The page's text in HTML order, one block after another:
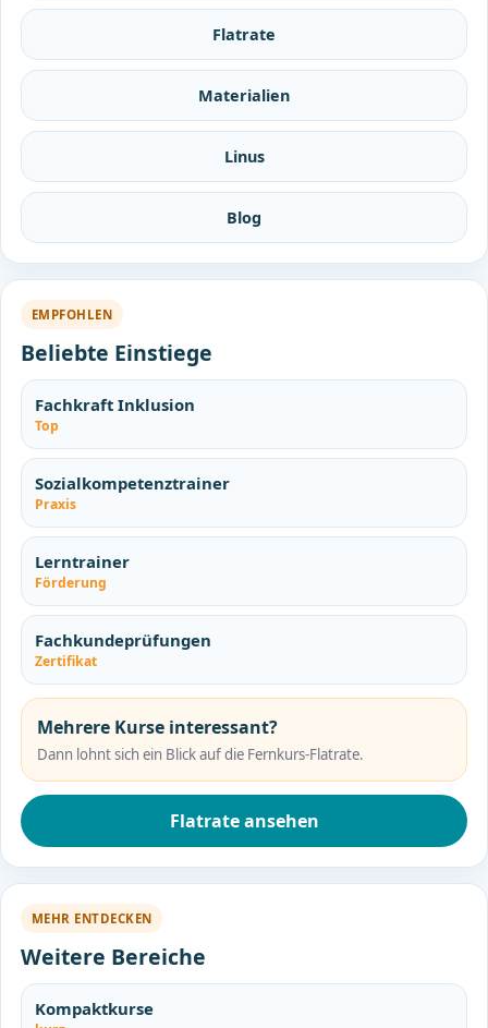
Flatrate
Materialien
Linus
Blog
EMPFOHLEN
Beliebte Einstiege
Fachkraft Inklusion
Top
Sozialkompetenztrainer
Praxis
Lerntrainer
Förderung
Fachkundeprüfungen
Zertifikat
Mehrere Kurse interessant?
Dann lohnt sich ein Blick auf die Fernkurs-Flatrate.
Flatrate ansehen
MEHR ENTDECKEN
Weitere Bereiche
Kompaktkurse